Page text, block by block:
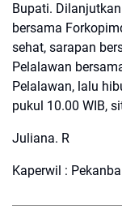
Bupati.
bersama
sehat, sarapan
Pelalawan
Pelalawan, lalu
pukul 10.00 WIB,
Juliana. R
Kaperwil :